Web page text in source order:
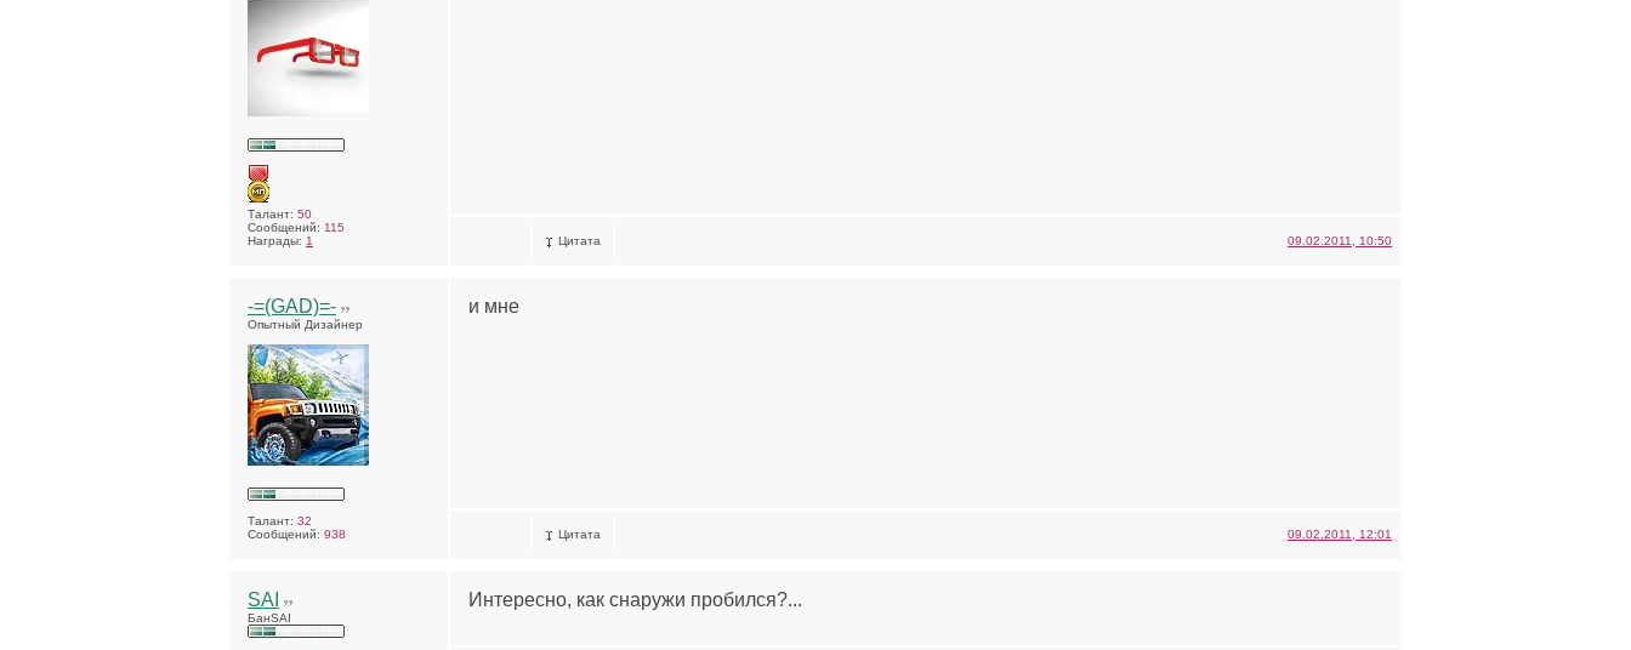
Талант: 50
Сообщений: 115
Награды: 1 Цитата 09.02.2011, 10:50
-=(GAD)=-
Опытный Дизайнер
Талант: 32
Сообщений: 938
и мне
Цитата 09.02.2011, 12:01
SAI
БанSAI
Интересно, как снаружи пробился?...